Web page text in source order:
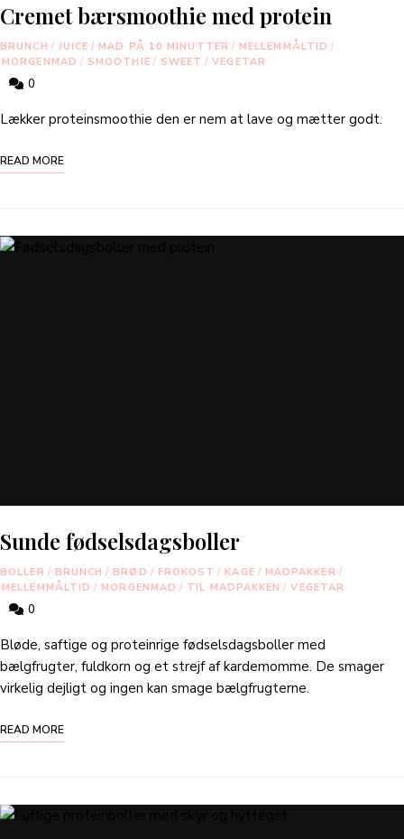
Cremet bærsmoothie med protein
BRUNCH / JUICE / MAD PÅ 10 MINUTTER / MELLEMMÅLTID /
MORGENMAD / SMOOTHIE / SWEET / VEGETAR
0
Lækker proteinsmoothie den er nem at lave og mætter godt.
READ MORE
Sunde fødselsdagsboller
BOLLER / BRUNCH / BRØD / FROKOST / KAGE / MADPAKKER /
MELLEMMÅLTID / MORGENMAD / TIL MADPAKKEN / VEGETAR
0
Bløde, saftige og proteinrige fødselsdagsboller med
bælgfrugter, fuldkorn og et strejf af kardemomme. De smager
virkelig dejligt og ingen kan smage bælgfrugterne.
READ MORE